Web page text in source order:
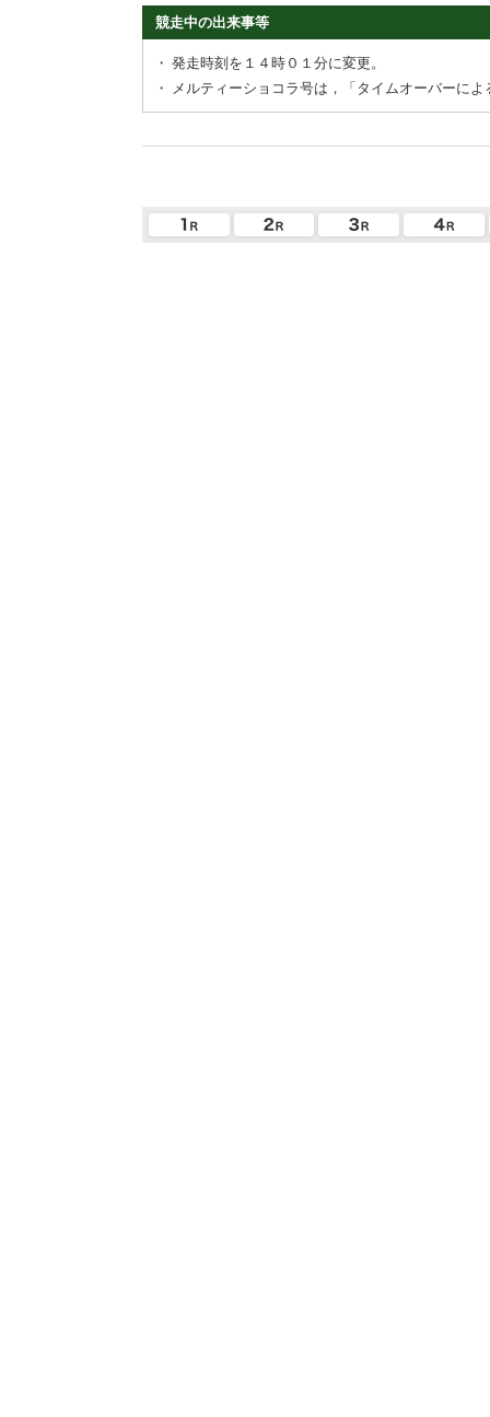
競走中の出来事等
・ 発走時刻を１４時０１分に変更。
・
メルティーショコラ号は，「タイムオーバーに